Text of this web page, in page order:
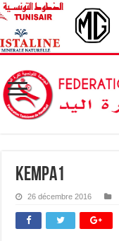
kempa1
26 décembre 2016